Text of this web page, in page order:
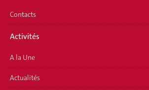
Contacts
Activités
A la Une
Actualités